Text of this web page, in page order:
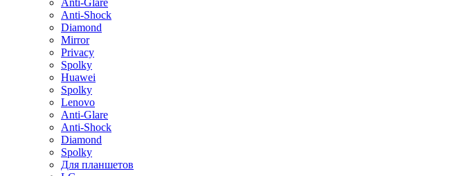
Anti-Glare
Anti-Shock
Diamond
Mirror
Privacy
Spolky
Huawei
Spolky
Lenovo
Anti-Glare
Anti-Shock
Diamond
Spolky
Для планшетов